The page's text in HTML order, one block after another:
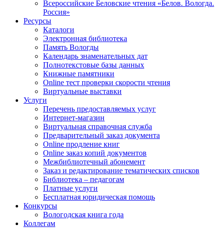
Всероссийские Беловские чтения «Белов. Вологда.
Россия»
Ресурсы
Каталоги
Электронная библиотека
Память Вологды
Календарь знаменательных дат
Полнотекстовые базы данных
Книжные памятники
Online тест проверки скорости чтения
Виртуальные выставки
Услуги
Перечень предоставляемых услуг
Интернет-магазин
Виртуальная справочная служба
Предварительный заказ документа
Online продление книг
Online заказ копий документов
Межбиблиотечный абонемент
Заказ и редактирование тематических списков
Библиотека – педагогам
Платные услуги
Бесплатная юридическая помощь
Конкурсы
Вологодская книга года
Коллегам